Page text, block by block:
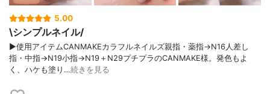
5.00
\シンプルネイル/
▶使用アイテムCANMAKEカラフルネイルズ親指・薬指→N16人差し
指・中指→N19小指→N19＋N29プチプラのCANMAKE様。発色もよ
く、ハケも塗り…続きを見る